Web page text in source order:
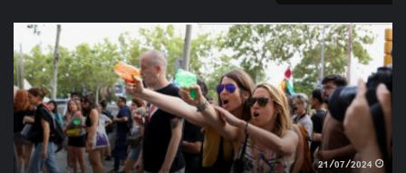
الإسبان
في
برشلونة
يطردون
السياح
الذين
زادت
أعدادهم21/07/2024